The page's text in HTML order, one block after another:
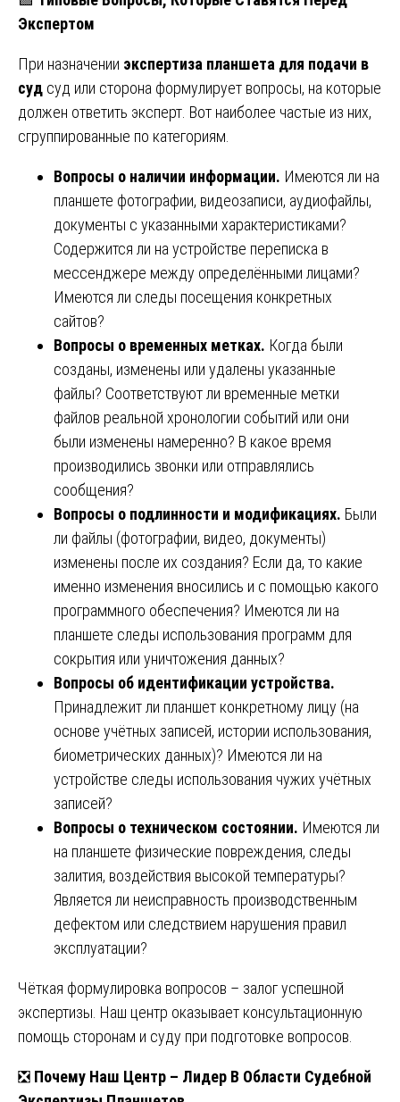
Экспертом
При назначении экспертиза планшета для подачи в
суд суд или сторона формулирует вопросы, на которые
должен ответить эксперт. Вот наиболее частые из них,
сгруппированные по категориям.
Вопросы о наличии информации. Имеются ли на
планшете фотографии, видеозаписи, аудиофайлы,
документы с указанными характеристиками?
Содержится ли на устройстве переписка в
мессенджере между определёнными лицами?
Имеются ли следы посещения конкретных
сайтов?
Вопросы о временных метках. Когда были
созданы, изменены или удалены указанные
файлы? Соответствуют ли временные метки
файлов реальной хронологии событий или они
были изменены намеренно? В какое время
производились звонки или отправлялись
сообщения?
Вопросы о подлинности и модификациях. Были
ли файлы (фотографии, видео, документы)
изменены после их создания? Если да, то какие
именно изменения вносились и с помощью какого
программного обеспечения? Имеются ли на
планшете следы использования программ для
сокрытия или уничтожения данных?
Вопросы об идентификации устройства.
Принадлежит ли планшет конкретному лицу (на
основе учётных записей, истории использования,
биометрических данных)? Имеются ли на
устройстве следы использования чужих учётных
записей?
Вопросы о техническом состоянии. Имеются ли
на планшете физические повреждения, следы
залития, воздействия высокой температуры?
Является ли неисправность производственным
дефектом или следствием нарушения правил
эксплуатации?
Чёткая формулировка вопросов – залог успешной
экспертизы. Наш центр оказывает консультационную
помощь сторонам и суду при подготовке вопросов.
❎ Почему Наш Центр – Лидер В Области Судебной